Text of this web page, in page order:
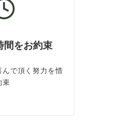
間をお約束
で頂く努力を惜
束